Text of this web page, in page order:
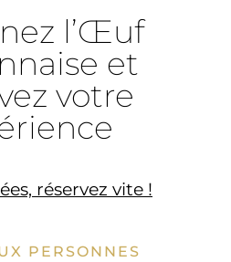
l’Œuf
et
votre
réservez vite !
PERSONNES